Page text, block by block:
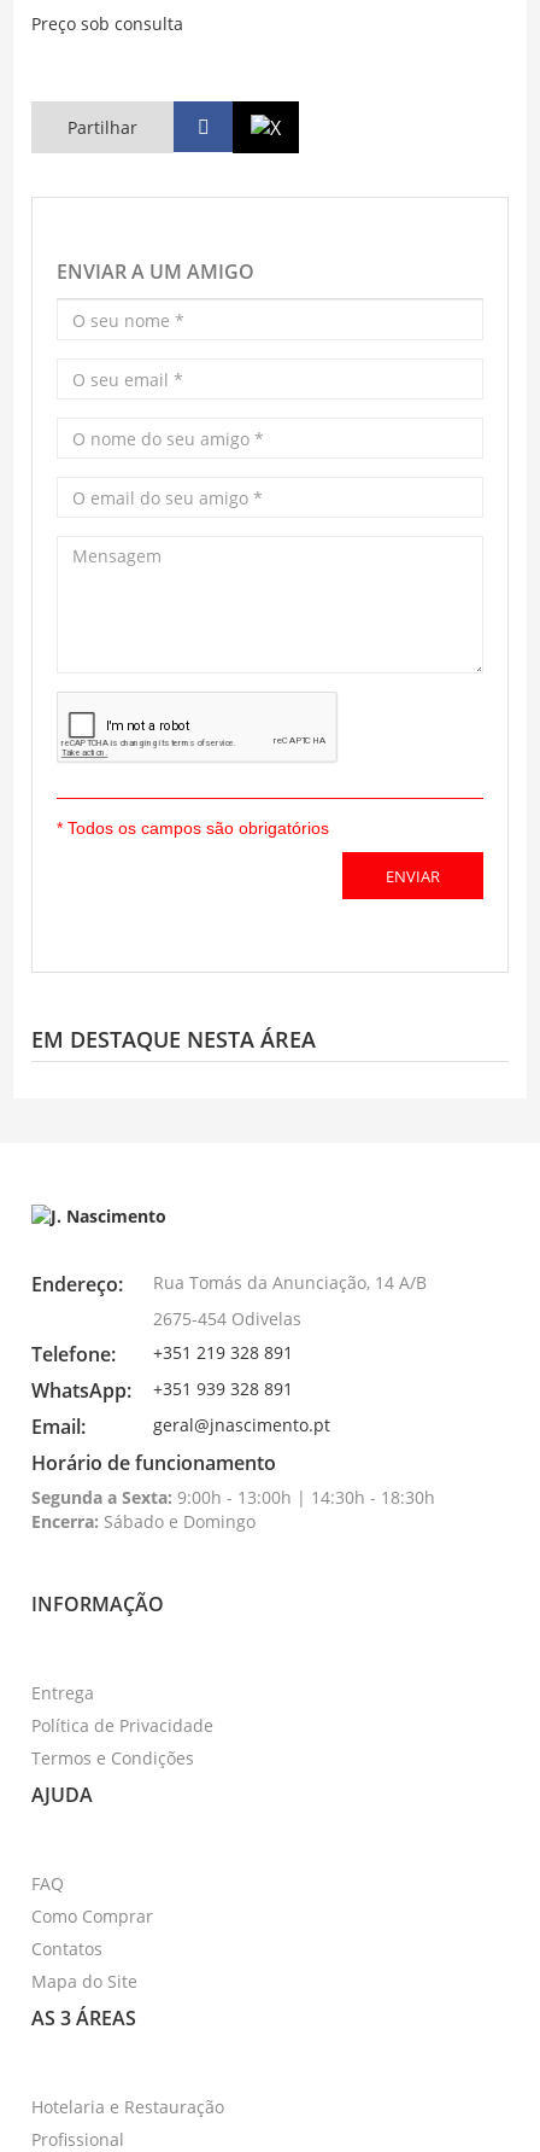
Preço sob consulta
Partilhar
ENVIAR A UM AMIGO
* Todos os campos são obrigatórios
EM DESTAQUE NESTA ÁREA
Endereço:
Rua Tomás da Anunciação, 14 A/B
2675-454 Odivelas
Telefone: +351 219 328 891
WhatsApp: +351 939 328 891
Email: geral@jnascimento.pt
Horário de funcionamento
Segunda a Sexta: 9:00h - 13:00h | 14:30h - 18:30h
Encerra: Sábado e Domingo
INFORMAÇÃO
Entrega
Política de Privacidade
Termos e Condições
AJUDA
FAQ
Como Comprar
Contatos
Mapa do Site
AS 3 ÁREAS
Hotelaria e Restauração
Profissional